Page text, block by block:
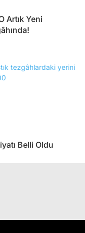
Artık Yeni
Belli Oldu